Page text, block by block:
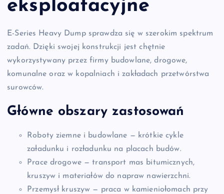
eksploatacyjne
E-Series Heavy Dump sprawdza się w szerokim spektrum
zadań. Dzięki swojej konstrukcji jest chętnie
wykorzystywany przez firmy budowlane, drogowe,
komunalne oraz w kopalniach i zakładach przetwórstwa
surowców.
Główne obszary zastosowań
Roboty ziemne i budowlane — krótkie cykle
załadunku i rozładunku na placach budów.
Prace drogowe — transport mas bitumicznych,
kruszyw i materiałów do napraw nawierzchni.
Przemysł kruszyw — praca w kamieniołomach przy